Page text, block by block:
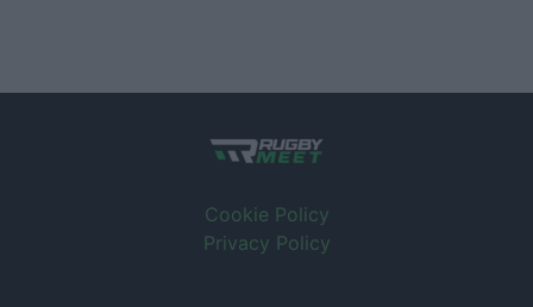
Cookie Policy
Privacy Policy